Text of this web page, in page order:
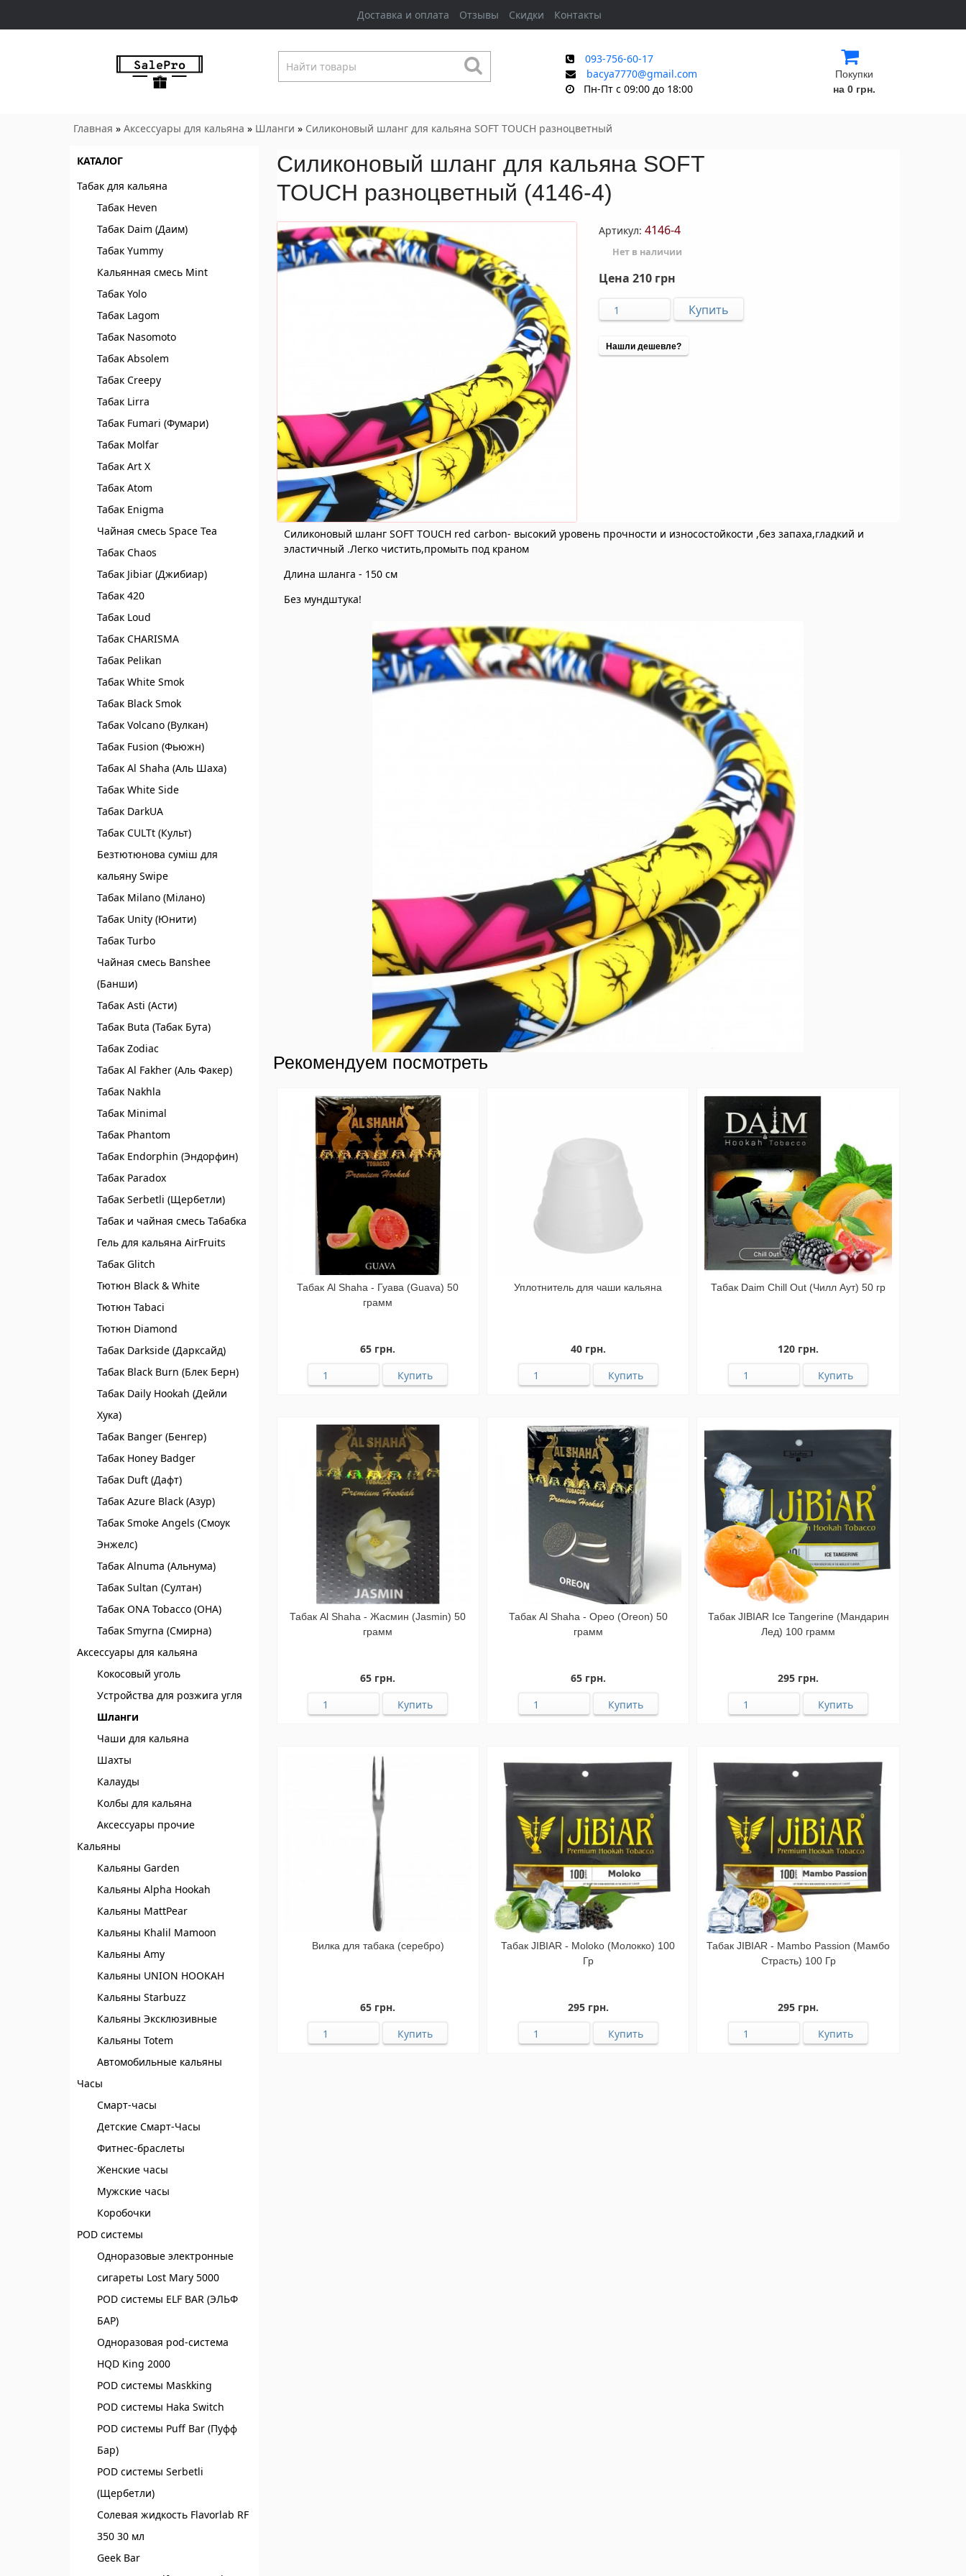
Доставка и оплата Отзывы Скидки Контакты
093-756-60-17
bacya7770@gmail.com
Пн-Пт с 09:00 до 18:00
Покупки
на 0 грн.
Главная » Аксессуары для кальяна » Шланги » Силиконовый шланг для кальяна SOFT TOUCH разноцветный
КАТАЛОГ
Табак для кальяна
Табак Heven
Табак Daim (Даим)
Табак Yummy
Кальянная смесь Mint
Табак Yolo
Табак Lagom
Табак Nasomoto
Табак Absolem
Табак Creepy
Табак Lirra
Табак Fumari (Фумари)
Табак Molfar
Табак Art X
Табак Atom
Табак Enigma
Чайная смесь Spaсe Tea
Табак Chaos
Табак Jibiar (Джибиар)
Табак 420
Табак Loud
Табак CHARISMA
Табак Pelikan
Табак White Smok
Табак Black Smok
Табак Volcano (Вулкан)
Табак Fusion (Фьюжн)
Табак Al Shaha (Аль Шаха)
Табак White Side
Табак DarkUA
Табак CULTt (Культ)
Безтютюнова суміш для
кальяну Swipe
Табак Milano (Мілано)
Табак Unity (Юнити)
Табак Turbo
Чайная смесь Banshee
(Банши)
Табак Asti (Асти)
Табак Buta (Табак Бута)
Табак Zodiac
Табак Al Fakher (Аль Факер)
Табак Nakhla
Табак Minimal
Табак Phantom
Табак Endorphin (Эндорфин)
Табак Paradox
Табак Serbetli (Щербетли)
Табак и чайная смесь Табабка
Гель для кальяна AirFruits
Табак Glitch
Тютюн Black & White
Тютюн Tabaci
Тютюн Diamond
Табак Darkside (Дарксайд)
Табак Black Burn (Блек Берн)
Табак Daily Hookah (Дейли
Хука)
Табак Banger (Бенгер)
Табак Honey Badger
Табак Duft (Дафт)
Табак Azure Black (Азур)
Табак Smoke Angels (Смоук
Энжелс)
Табак Alnuma (Альнума)
Табак Sultan (Султан)
Табак ONA Tobacco (ОНА)
Табак Smyrna (Смирна)
Аксессуары для кальяна
Кокосовый уголь
Устройства для розжига угля
Шланги
Чаши для кальяна
Шахты
Калауды
Колбы для кальяна
Аксессуары прочие
Кальяны
Кальяны Garden
Кальяны Alpha Hookah
Кальяны MattPear
Кальяны Khalil Mamoon
Кальяны Amy
Кальяны UNION HOOKAH
Кальяны Starbuzz
Кальяны Эксклюзивные
Кальяны Totem
Автомобильные кальяны
Часы
Смарт-часы
Детские Смарт-Часы
Фитнес-браслеты
Женские часы
Мужские часы
Коробочки
POD системы
Одноразовые электронные
сигареты Lost Mary 5000
POD системы ELF BAR (ЭЛЬФ
БАР)‌
Одноразовая pod-система
HQD King 2000
POD системы Maskking
POD системы Haka Switch
POD системы Puff Bar (Пуфф
Бар)
POD системы Serbetli
(Щербетли)
Солевая жидкость Flavorlab RF
350 30 мл
Geek Bar
Силиконовый шланг для кальяна SOFT
TOUCH разноцветный (4146-4)
Артикул: 4146-4
Нет в наличии
Цена 210 грн
Нашли дешевле?
Силиконовый шланг SOFT TOUCH red carbon- высокий уровень прочности и износостойкости ,без запаха,гладкий и
эластичный .Легко чистить,промыть под краном
Длина шланга - 150 см
Без мундштука!
Рекомендуем посмотреть
Табак Al Shaha - Гуава (Guava) 50
грамм
65 грн.
Уплотнитель для чаши кальяна
40 грн.
Табак Daim Chill Out (Чилл Аут) 50 гр
120 грн.
Табак Al Shaha - Жасмин (Jasmin) 50
грамм
65 грн.
Табак Al Shaha - Орео (Oreon) 50
грамм
65 грн.
Табак JIBIAR Ice Tangerine (Мандарин
Лед) 100 грамм
295 грн.
Вилка для табака (серебро)
65 грн.
Табак JIBIAR - Moloko (Молокко) 100
Гр
295 грн.
Табак JIBIAR - Mambo Passion (Мамбо
Страсть) 100 Гр
295 грн.